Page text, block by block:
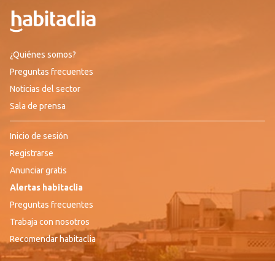
¿Quiénes somos?
Preguntas frecuentes
Noticias del sector
Sala de prensa
Inicio de sesión
Registrarse
Anunciar gratis
Alertas habitaclia
Preguntas frecuentes
Trabaja con nosotros
Recomendar habitaclia